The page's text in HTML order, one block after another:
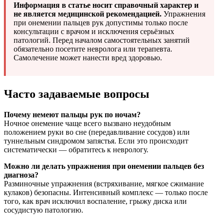
Информация в статье носит справочный характер и
не является медицинской рекомендацией. Упражнения
при онемении пальцев рук допустимы только после
консультации с врачом и исключения серьёзных
патологий. Перед началом самостоятельных занятий
обязательно посетите невролога или терапевта.
Самолечение может нанести вред здоровью.
Часто задаваемые вопросы
Почему немеют пальцы рук по ночам?
Ночное онемение чаще всего вызвано неудобным
положением руки во сне (передавливание сосудов) или
туннельным синдромом запястья. Если это происходит
систематически — обратитесь к неврологу.
Можно ли делать упражнения при онемении пальцев без
диагноза?
Разминочные упражнения (встряхивание, мягкое сжимание
кулаков) безопасны. Интенсивный комплекс — только после
того, как врач исключил воспаление, грыжу диска или
сосудистую патологию.